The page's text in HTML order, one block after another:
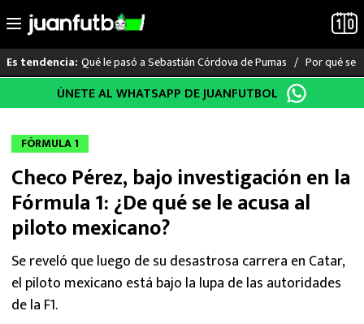
al
Es tendencia: Qué le pasó a Sebastián Córdova de Pumas Por qué se
LO ÚLTIMO
LIGA MX
RAYADOS
PUMAS
ATLANTE
SELECCIÓN MEXICANA
ÚNETE AL WHATSAPP DE JUANFUTBOL
FÓRMULA 1
Checo Pérez, bajo investigación en la
Fórmula 1: ¿De qué se le acusa al
piloto mexicano?
Se reveló que luego de su desastrosa carrera en Catar,
el piloto mexicano está bajo la lupa de las autoridades
de la F1.